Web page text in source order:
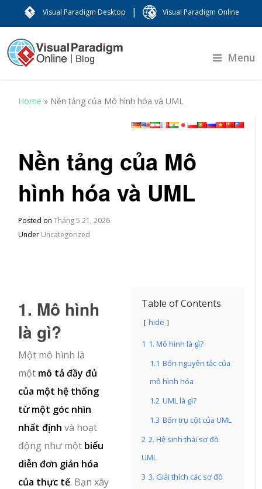
Visual Paradigm Desktop | Visual Paradigm Online
Menu
Home » Nền tảng của Mô hình hóa và UML
Nền tảng của Mô
hình hóa và UML
Posted onTháng 5 21, 2026
Under Uncategorized
Table of Contents
hide
1 1. Mô hình là gì?
1.1 Bốn nguyên tắc của
mô hình hóa
1.2 UML là gì?
1.3 Bốn trụ cột của UML
2 2. Hệ sinh thái sơ đồ
UML
3 3. Giải thích các sơ đồ
1. Mô hình
là gì?
Một mô hình là
một mô tả đầy đủ
của một hệ thống
từ một góc nhìn
nhất định và hoạt
động như một biểu
diễn đơn giản hóa
của thực tế. Bạn xây